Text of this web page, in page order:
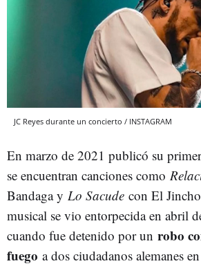
JC Reyes durante un concierto / INSTAGRAM
En marzo de 2021 publicó su
se encuentran canciones como
Bandaga y Lo Sacude con El
musical se vio entorpecida en abril
cuando fue detenido por un robo
fuego a dos ciudadanos alemanes